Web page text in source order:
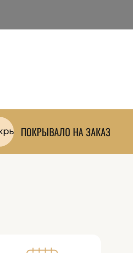
ПОКРЫВАЛО НА ЗАКАЗ